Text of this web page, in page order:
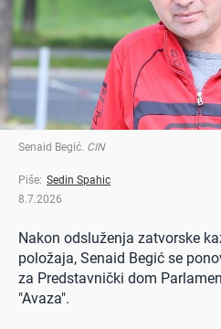
Senaid Begić. CIN
Piše: Sedin Spahic
8.7.2026
Nakon odsluženja zatvorske
položaja, Senaid Begić se
za Predstavnički dom
"Avaza".